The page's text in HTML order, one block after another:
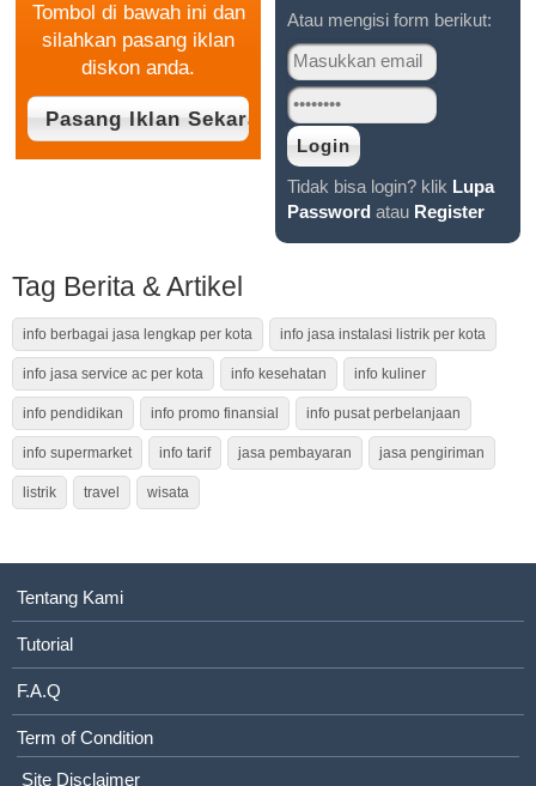
Tombol di bawah ini dan
silahkan pasang iklan
diskon anda.
Atau mengisi form berikut:
Tidak bisa login? klik Lupa
Password atau Register
Tag Berita & Artikel
info berbagai jasa lengkap per kota info jasa instalasi listrik per kota
info jasa service ac per kota info kesehatan info kuliner
info pendidikan info promo finansial info pusat perbelanjaan
info supermarket info tarif jasa pembayaran jasa pengiriman
listrik travel wisata
Tentang Kami
Tutorial
F.A.Q
Term of Condition
Site Disclaimer